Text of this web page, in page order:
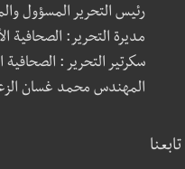
رئيس التحرير المسؤول
مديرة التحرير: الصحافية
سكرتير التحرير :
المهندس محمد غسان
تابعنا